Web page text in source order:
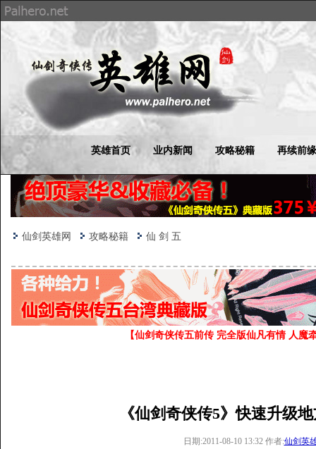
英雄首页 业内新闻 攻略秘籍 再续前缘
仙剑英雄网 攻略秘籍 仙 剑 五
【仙剑奇侠传五前传 完全版仙凡有情 人魔
《仙剑奇侠传5》快速升级
日期:2011-08-10 13:32 作者:仙剑英